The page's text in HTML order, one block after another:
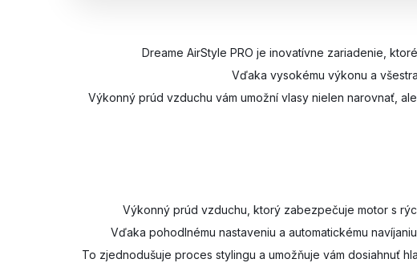
Dreame AirStyle PRO je inovatívne zariadenie,
Vďaka vysokému výkonu a
Výkonný prúd vzduchu vám umožní vlasy nielen narovnať,
Výkonný prúd vzduchu, ktorý zabezpečuje motor s
Vďaka pohodlnému nastaveniu a automatickému
To zjednodušuje proces stylingu a umožňuje vám dosiahnuť